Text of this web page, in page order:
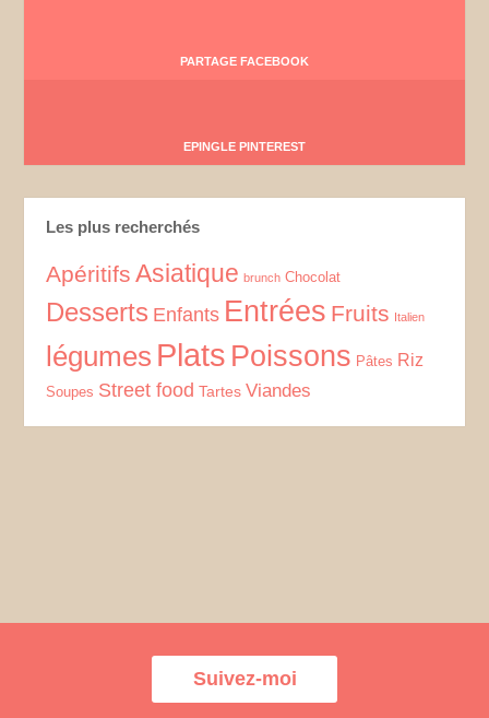
PARTAGE FACEBOOK
EPINGLE PINTEREST
Les plus recherchés
Apéritifs Asiatique brunch Chocolat
Desserts Enfants Entrées Fruits Italien
légumes Plats Poissons Pâtes Riz
Soupes Street food Tartes Viandes
Suivez-moi